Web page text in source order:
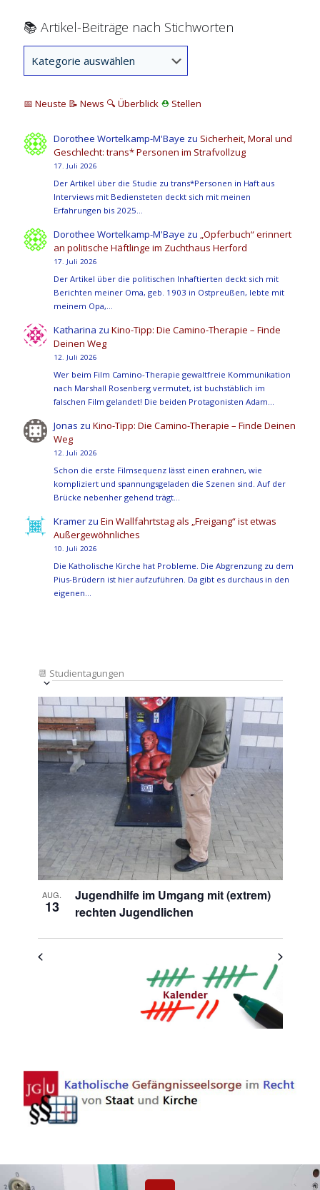
📚 Artikel-Beiträge nach Stichworten
📅 Neuste 📝 News 🔍 Überblick ⛑ Stellen
Dorothee Wortelkamp-M'Baye zu Sicherheit, Moral und
Geschlecht: trans* Personen im Strafvollzug
17. Juli 2026
Der Artikel über die Studie zu trans*Personen in Haft aus
Interviews mit Bediensteten deckt sich mit meinen
Erfahrungen bis 2025…
Dorothee Wortelkamp-M'Baye zu „Opferbuch“ erinnert
an politische Häftlinge im Zuchthaus Herford
17. Juli 2026
Der Artikel über die politischen Inhaftierten deckt sich mit
Berichten meiner Oma, geb. 1903 in Ostpreußen, lebte mit
meinem Opa,…
Katharina zuKino-Tipp: Die Camino-Therapie – Finde
Deinen Weg
12. Juli 2026
Wer beim Film Camino-Therapie gewaltfreie Kommunikation
nach Marshall Rosenberg vermutet, ist buchstäblich im
falschen Film gelandet! Die beiden Protagonisten Adam…
Jonas zuKino-Tipp: Die Camino-Therapie – Finde Deinen
Weg
12. Juli 2026
Schon die erste Filmsequenz lässt einen erahnen, wie
kompliziert und spannungsgeladen die Szenen sind. Auf der
Brücke nebenher gehend trägt…
Kramer zuEin Wallfahrtstag als „Freigang“ ist etwas
Außergewöhnliches
10. Juli 2026
Die Katholische Kirche hat Probleme. Die Abgrenzung zu dem
Pius-Brüdern ist hier aufzuführen. Da gibt es durchaus in den
eigenen…
📆 Studientagungen
Ansichten-
Navigation
Veranstaltung
Ansichten-
Navigation
auswählen.
List
of
Veranstaltungen
in
Photo
View
AUG.
13
Jugendhilfe im Umgang mit (extrem)
rechten Jugendlichen